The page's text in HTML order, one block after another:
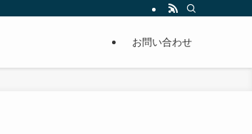
来るように分かりやすくまとめています。
お問い合わせ